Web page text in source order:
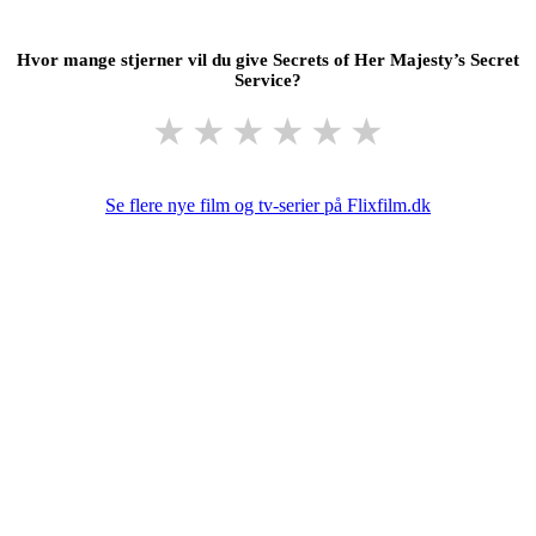
Hvor mange stjerner vil du give Secrets of Her Majesty’s Secret
Service?
★ ★ ★ ★ ★ ★
Se flere nye film og tv-serier på Flixfilm.dk